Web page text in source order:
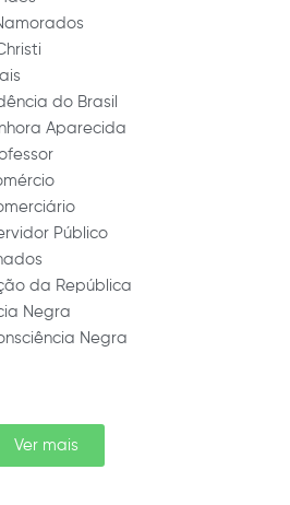
do Brasil
Aparecida
Público
da República
Negra
Negra
Ver mais